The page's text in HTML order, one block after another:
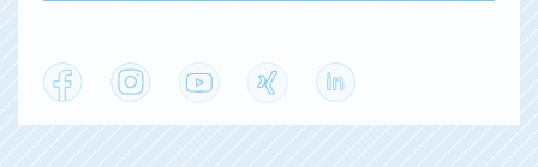
Facebook Instagram YouTube